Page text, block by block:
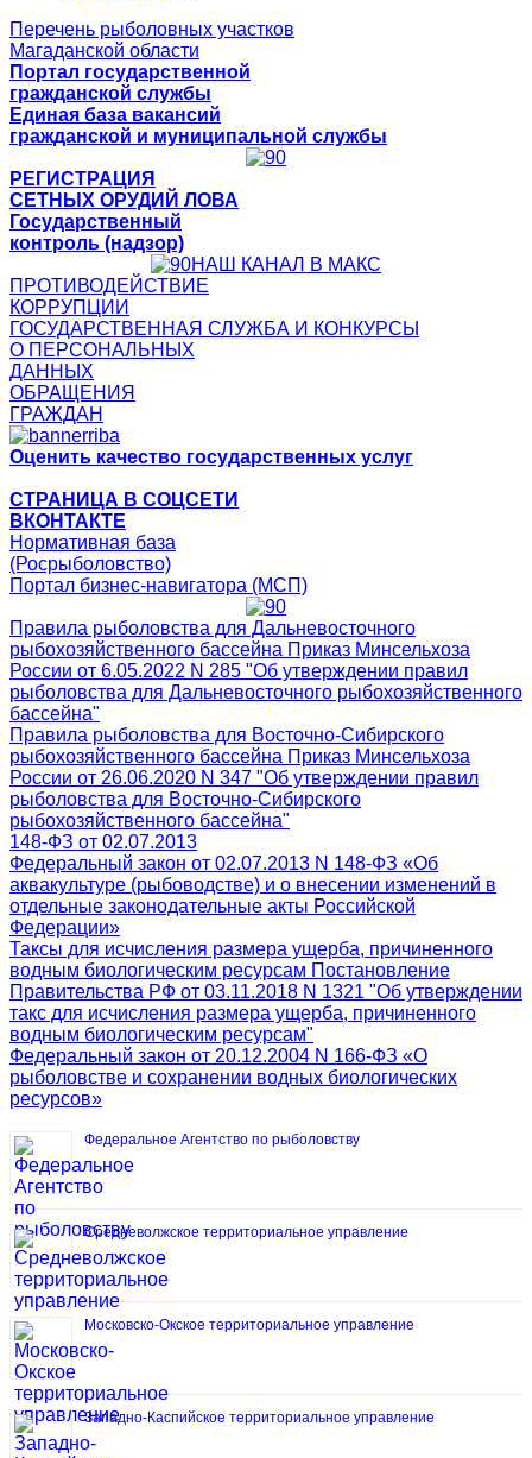
Перечень рыболовных участков
Магаданской области
Портал государственной
гражданской службы
Единая база вакансий
гражданской и муниципальной службы
РЕГИСТРАЦИЯ
СЕТНЫХ ОРУДИЙ ЛОВА
Государственный
контроль (надзор)
НАШ КАНАЛ В МАКС
ПРОТИВОДЕЙСТВИЕ
КОРРУПЦИИ
ГОСУДАРСТВЕННАЯ СЛУЖБА И КОНКУРСЫ
О ПЕРСОНАЛЬНЫХ
ДАННЫХ
ОБРАЩЕНИЯ
ГРАЖДАН
Оценить качество государственных услуг
СТРАНИЦА В СОЦСЕТИ
ВКОНТАКТЕ
Нормативная база
(Росрыболовство)
Портал бизнес-навигатора (МСП)
Правила рыболовства для Дальневосточного
рыбохозяйственного бассейна Приказ Минсельхоза
России от 6.05.2022 N 285 "Об утверждении правил
рыболовства для Дальневосточного рыбохозяйственного
бассейна"
Правила рыболовства для Восточно-Сибирского
рыбохозяйственного бассейна Приказ Минсельхоза
России от 26.06.2020 N 347 "Об утверждении правил
рыболовства для Восточно-Сибирского
рыбохозяйственного бассейна"
148-ФЗ от 02.07.2013
Федеральный закон от 02.07.2013 N 148-ФЗ «Об
аквакультуре (рыбоводстве) и о внесении изменений в
отдельные законодательные акты Российской
Федерации»
Таксы для исчисления размера ущерба, причиненного
водным биологическим ресурсам Постановление
Правительства РФ от 03.11.2018 N 1321 "Об утверждении
такс для исчисления размера ущерба, причиненного
водным биологическим ресурсам"
Федеральный закон от 20.12.2004 N 166-ФЗ «О
рыболовстве и сохранении водных биологических
ресурсов»
Федеральное Агентство по рыболовству
Средневолжское территориальное управление
Московско-Окское территориальное управление
Западно-Каспийское территориальное управление